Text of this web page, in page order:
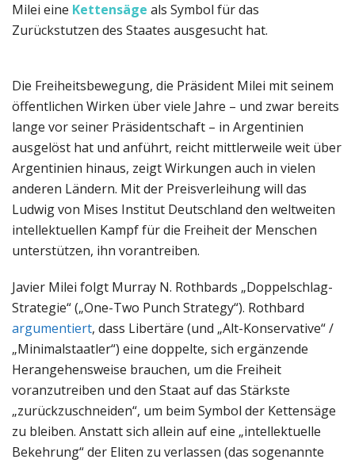
Milei eine Kettensäge als Symbol für das
Zurückstutzen des Staates ausgesucht hat.
Die Freiheitsbewegung, die Präsident Milei mit seinem
öffentlichen Wirken über viele Jahre – und zwar bereits
lange vor seiner Präsidentschaft – in Argentinien
ausgelöst hat und anführt, reicht mittlerweile weit über
Argentinien hinaus, zeigt Wirkungen auch in vielen
anderen Ländern. Mit der Preisverleihung will das
Ludwig von Mises Institut Deutschland den weltweiten
intellektuellen Kampf für die Freiheit der Menschen
unterstützen, ihn vorantreiben.
Javier Milei folgt Murray N. Rothbards „Doppelschlag-
Strategie“ („One-Two Punch Strategy“). Rothbard
argumentiert, dass Libertäre (und „Alt-Konservative“ /
„Minimalstaatler“) eine doppelte, sich ergänzende
Herangehensweise brauchen, um die Freiheit
voranzutreiben und den Staat auf das Stärkste
„zurückzuschneiden“, um beim Symbol der Kettensäge
zu bleiben. Anstatt sich allein auf eine „intellektuelle
Bekehrung“ der Eliten zu verlassen (das sogenannte